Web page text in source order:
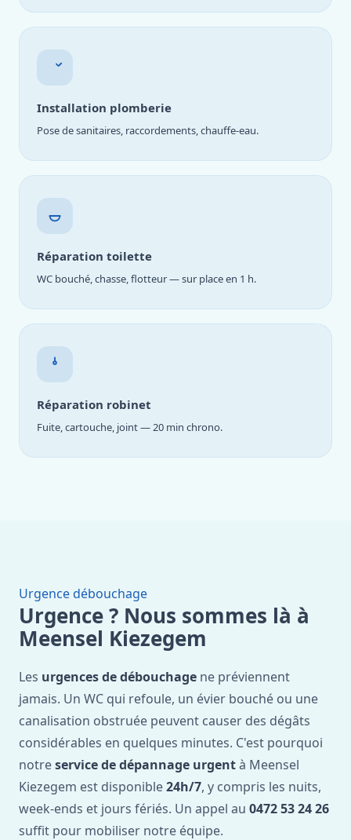
Installation plomberie
Pose de sanitaires, raccordements, chauffe-eau.
Réparation toilette
WC bouché, chasse, flotteur — sur place en 1 h.
Réparation robinet
Fuite, cartouche, joint — 20 min chrono.
Urgence débouchage
Urgence ? Nous sommes là à
Meensel Kiezegem
Les urgences de débouchage ne préviennent
jamais. Un WC qui refoule, un évier bouché ou une
canalisation obstruée peuvent causer des dégâts
considérables en quelques minutes. C'est pourquoi
notreservice de dépannage urgentà Meensel
Kiezegem est disponible24h/7, y compris les nuits,
week-ends et jours fériés. Un appel au 0472 53 24 26
suffit pour mobiliser notre équipe.